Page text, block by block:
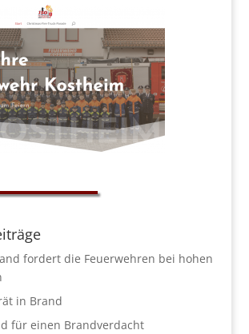
fordert die Feuerwehren bei hohen
in Brand
für einen Brandverdacht